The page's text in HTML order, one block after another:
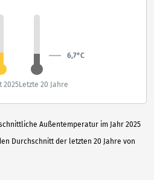
Außentemperatur im Jahr 2025
Durchschnitt der letzten 20 Jahre von
6,7°C
2025Letzte 20 Jahre